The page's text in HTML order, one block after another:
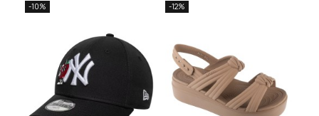
-10% -12%